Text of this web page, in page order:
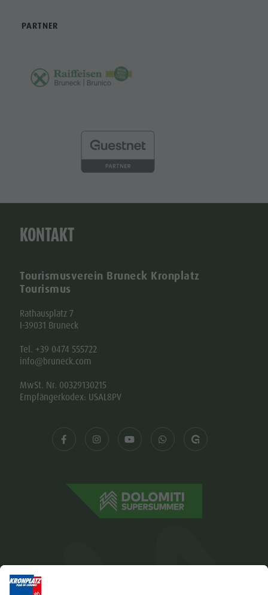
PARTNER
KONTAKT
Tourismusverein Bruneck Kronplatz
Tourismus
Rathausplatz 7
I-39031 Bruneck
Tel. +39 0474 555722
info@bruneck.com
MwSt. Nr. 00329130215
Empfängerkodex: USAL8PV